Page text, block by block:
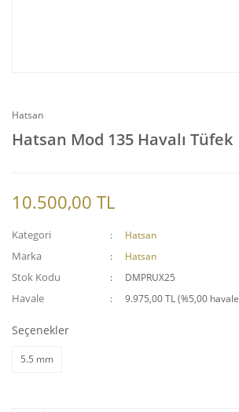
Hatsan
Hatsan Mod 135 Havalı Tüfek
10.500,00 TL
Kategori Hatsan
Marka Hatsan
Stok Kodu DMPRUX25
Havale 9.975,00 TL (%5,00
Seçenekler
5.5 mm